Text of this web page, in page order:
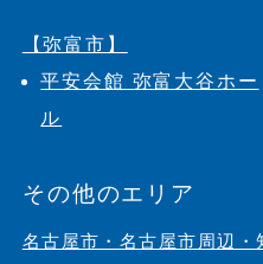
【弥富市】
平安会館 弥富大谷ホー
ル
その他のエリア
名古屋市・名古屋市周辺・